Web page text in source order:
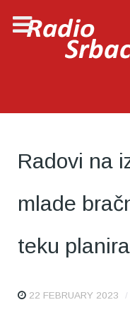
Radovi na
mlade
teku
22 FEBRUARY 2023